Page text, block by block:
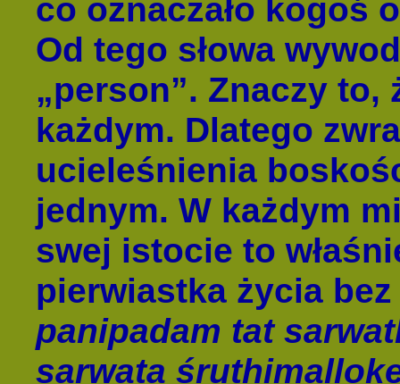
co oznaczało kogoś
Od tego słowa
„person”. Znaczy
każdym. Dlatego
ucieleśnienia
jednym. W każdym
swej istocie to
pierwiastka życia
panipadam tat
sarwata